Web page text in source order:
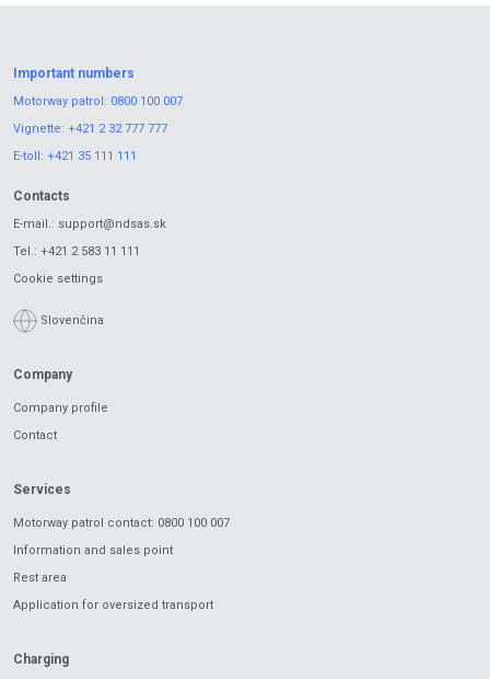
Important numbers
Motorway patrol: 0800 100 007
Vignette: +421 2 32 777 777
E-toll: +421 35 111 111
Contacts
E-mail.: support@ndsas.sk
Tel.: +421 2 583 11 111
Cookie settings
Slovenčina
Company
Company profile
Contact
Services
Motorway patrol contact: 0800 100 007
Information and sales point
Rest area
Application for oversized transport
Charging